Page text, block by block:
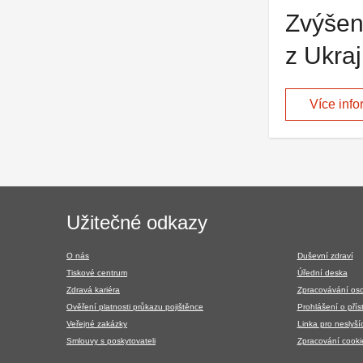
z
Více
Navigace
Užitečné odkazy
O nás
Tiskové centrum
Zdravá kariéra
Ověření platnosti průkazu pojištěnce
Veřejné zakázky
Smlouvy s poskytovateli
Duševní zdraví
Úřední deska
Zpracovávání
Prohlášení o
Linka pro
Zpracování